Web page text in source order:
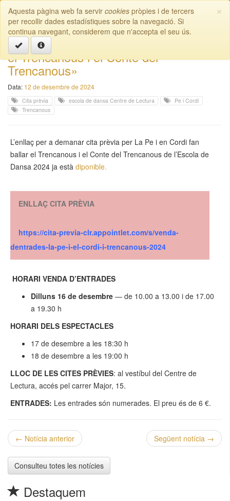
×
Aquesta pàgina web fa servir cookies pròpies i de tercers
per recollir dades estadístiques sobre la navegació. Si
continua navegant, considerem que n'accepta el seu ús.
Escola de Dansa | Reus
Cita prèvia: «La Pe i en Cordi fan ballar
el Trencanous i el Conte del
Trencanous»
Data: 12 de desembre de 2024
Cita prèvia escola de dansa Centre de Lectura
Pe i Cordi
Trencanous
L’enllaç per a demanar cita prèvia per La Pe i en Cordi fan
ballar el Trencanous i el Conte del Trencanous de l’Escola de
Dansa 2024 ja està diponible.
ENLLAÇ CITA PRÈVIA
https://cita-previa-clr.appointlet.com/s/venda-
dentrades-la-pe-i-el-cordi-i-trencanous-2024
HORARI VENDA D’ENTRADES
Dilluns 16 de desembre — de 10.00 a 13.00 i de 17.00
a 19.30 h
HORARI DELS ESPECTACLES
17 de desembre a les 18:30 h
18 de desembre a les 19:00 h
LLOC DE LES CITES PRÈVIES: al vestíbul del Centre de
Lectura, accés pel carrer Major, 15.
ENTRADES: Les entrades són numerades. El preu és de 6 €.
← Notícia anterior Següent notícia →
Consulteu totes les notícies
Destaquem